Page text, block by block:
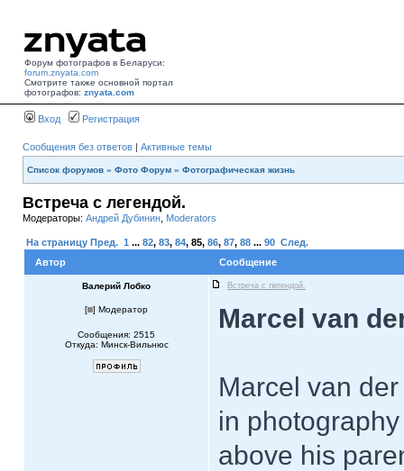
Форум фотографов в Беларуси:
forum.znyata.com
Смотрите также основной портал
фотографов: znyata.com
Вход Регистрация
Сообщения без ответов | Активные темы
Список форумов » Фото Форум » Фотографическая жизнь
Встреча с легендой.
Модераторы: Андрей Дубинин Moderators
На страницу Пред. 1 ... 82, 83, 84, 85, 86, 87, 88 ... 90 След.
Автор
Сообщение
Валерий Лобко Встреча с легендой.
[ ] Модератор
Сообщения: 2515
Откуда: Минск-Вильнюс
Marcel van
Marcel van
in
above his